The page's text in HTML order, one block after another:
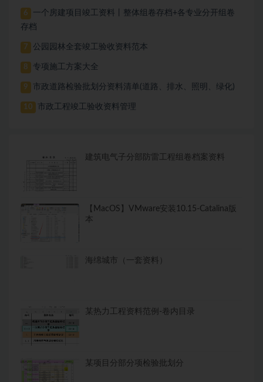
6
一个房建项目竣工资料丨整体组卷存档+各专业分开组卷
存档
7 公园园林全套竣工验收资料范本
8 专项施工方案大全
9 市政道路检验批划分资料清单(道路、排水、照明、绿化)
10 市政工程竣工验收资料管理
建筑电气子分部防雷工程组卷档案资料
【MacOS】VMware安装10.15-Catalina版
本
海绵城市（一套资料）
某热力工程资料范例-卷内目录
某项目分部分项检验批划分